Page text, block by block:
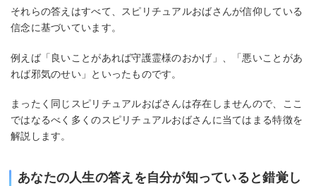
それらの答えはすべて、スピリチュアルおばさんが信仰している
信念に基づいています。
例えば「良いことがあれば守護霊様のおかげ」、「悪いことがあ
れば邪気のせい」といったものです。
まったく同じスピリチュアルおばさんは存在しませんので、ここ
ではなるべく多くのスピリチュアルおばさんに当てはまる特徴を
解説します。
あなたの人生の答えを自分が知っていると錯覚し